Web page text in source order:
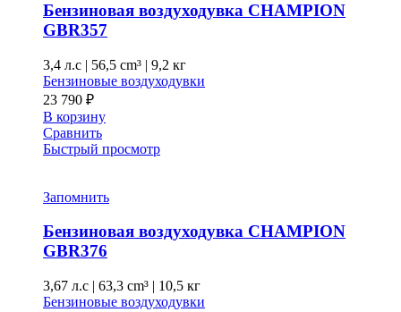
Бензиновая воздуходувка CHAMPION
GBR357
3,4 л.с | 56,5 cm³ | 9,2 кг
Бензиновые воздуходувки
23 790 ₽
В корзину
Сравнить
Быстрый просмотр
Запомнить
Бензиновая воздуходувка CHAMPION
GBR376
3,67 л.с | 63,3 cm³ | 10,5 кг
Бензиновые воздуходувки